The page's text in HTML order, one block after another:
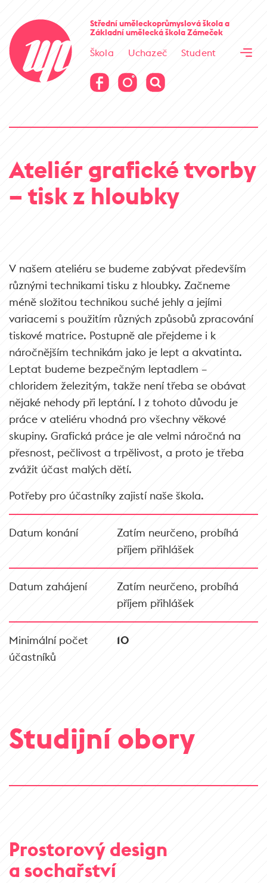
Střední uměleckoprůmyslová školaa
Základní umělecká školaZámeček
Škola Uchazeč
Student
Virtuální prohlídka
Virtuální prohlídka
Ateliér grafické tvorby
– tisk z hloubky
V našem ateliéru se budeme zabývat především
různými technikami tisku z hloubky. Začneme
méně složitou technikou suché jehly a jejími
variacemi s použitím různých způsobů zpracování
tiskové matrice. Postupně ale přejdeme i k
náročnějším technikám jako je lept a akvatinta.
Leptat budeme bezpečným leptadlem –
chloridem železitým, takže není třeba se obávat
nějaké nehody při leptání. I z tohoto důvodu je
práce v ateliéru vhodná pro všechny věkové
skupiny. Grafická práce je ale velmi náročná na
přesnost, pečlivost a trpělivost, a proto je třeba
zvážit účast malých dětí.
Potřeby pro účastníky zajistí naše škola.
Datum konání
Zatím neurčeno, probíhá
příjem přihlášek
Datum zahájení
Zatím neurčeno, probíhá
příjem přihlášek
Minimální počet
účastníků
10
Studijní obory
Prostorový design
a sochařství